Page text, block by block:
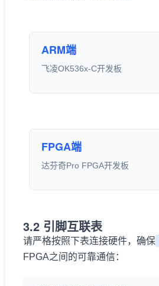
ARM端
飞凌OK536x-C开发板
FPGA端
达芬奇Pro FPGA开发板
3.2 引脚互联表
请严格按照下表连接硬件，确保
FPGA之间的可靠通信：